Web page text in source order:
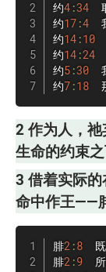
约4 :34
约17 :4
约14 :10
约14 :24
约5 :30
约7 :18
2 作为人，
生命的约束之
3 借着实际
命中作王——
腓2 :8
腓2 :9